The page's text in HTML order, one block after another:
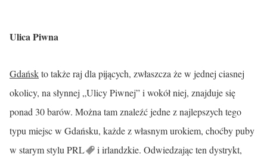
Ulica Piwna
Gdańskto także raj dla pijących, zwłaszcza że w jednej ciasnej
okolicy, na słynnej „Ulicy Piwnej” i wokół niej, znajduje się
ponad 30 barów. Można tam znaleźć jedne z najlepszych tego
typu miejsc w Gdańsku, każde z własnym urokiem, choćby puby
w starym stylu PRL
i irlandzkie. Odwiedzając ten dystrykt,